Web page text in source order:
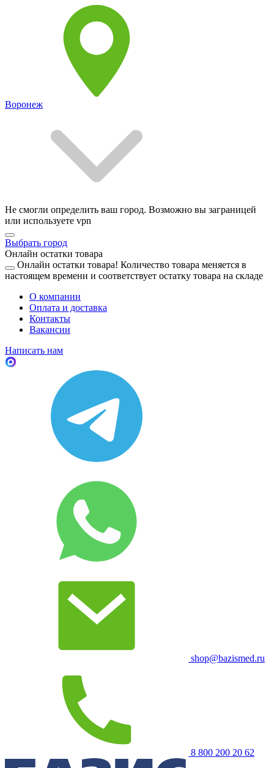
Воронеж
Не смогли определить ваш город. Возможно вы заграницей
или используете vpn
Выбрать город
Онлайн остатки товара
Онлайн остатки товара! Количество товара меняется в
настоящем времени и соответствует остатку товара на складе
О компании
Оплата и доставка
Контакты
Вакансии
Написать нам
shop@bazismed.ru
8 800 200 20 62